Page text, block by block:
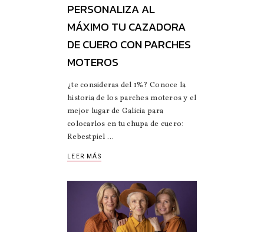
PERSONALIZA AL
MÁXIMO TU CAZADORA
DE CUERO CON PARCHES
MOTEROS
¿te consideras del 1%? Conoce la
historia de los parches moteros y el
mejor lugar de Galicia para
colocarlos en tu chupa de cuero:
Rebestpiel
LEER MÁS